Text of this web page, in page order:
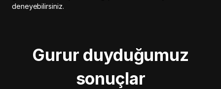
deneyebilirsiniz.
Gurur duyduğumuz
sonuçlar